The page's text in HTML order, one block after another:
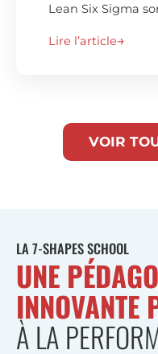
Lean Six Sigma
Lire l’article
VOIR
LA 7-SHAPES SCHOOL
UNE
INNOVANTE
À LA